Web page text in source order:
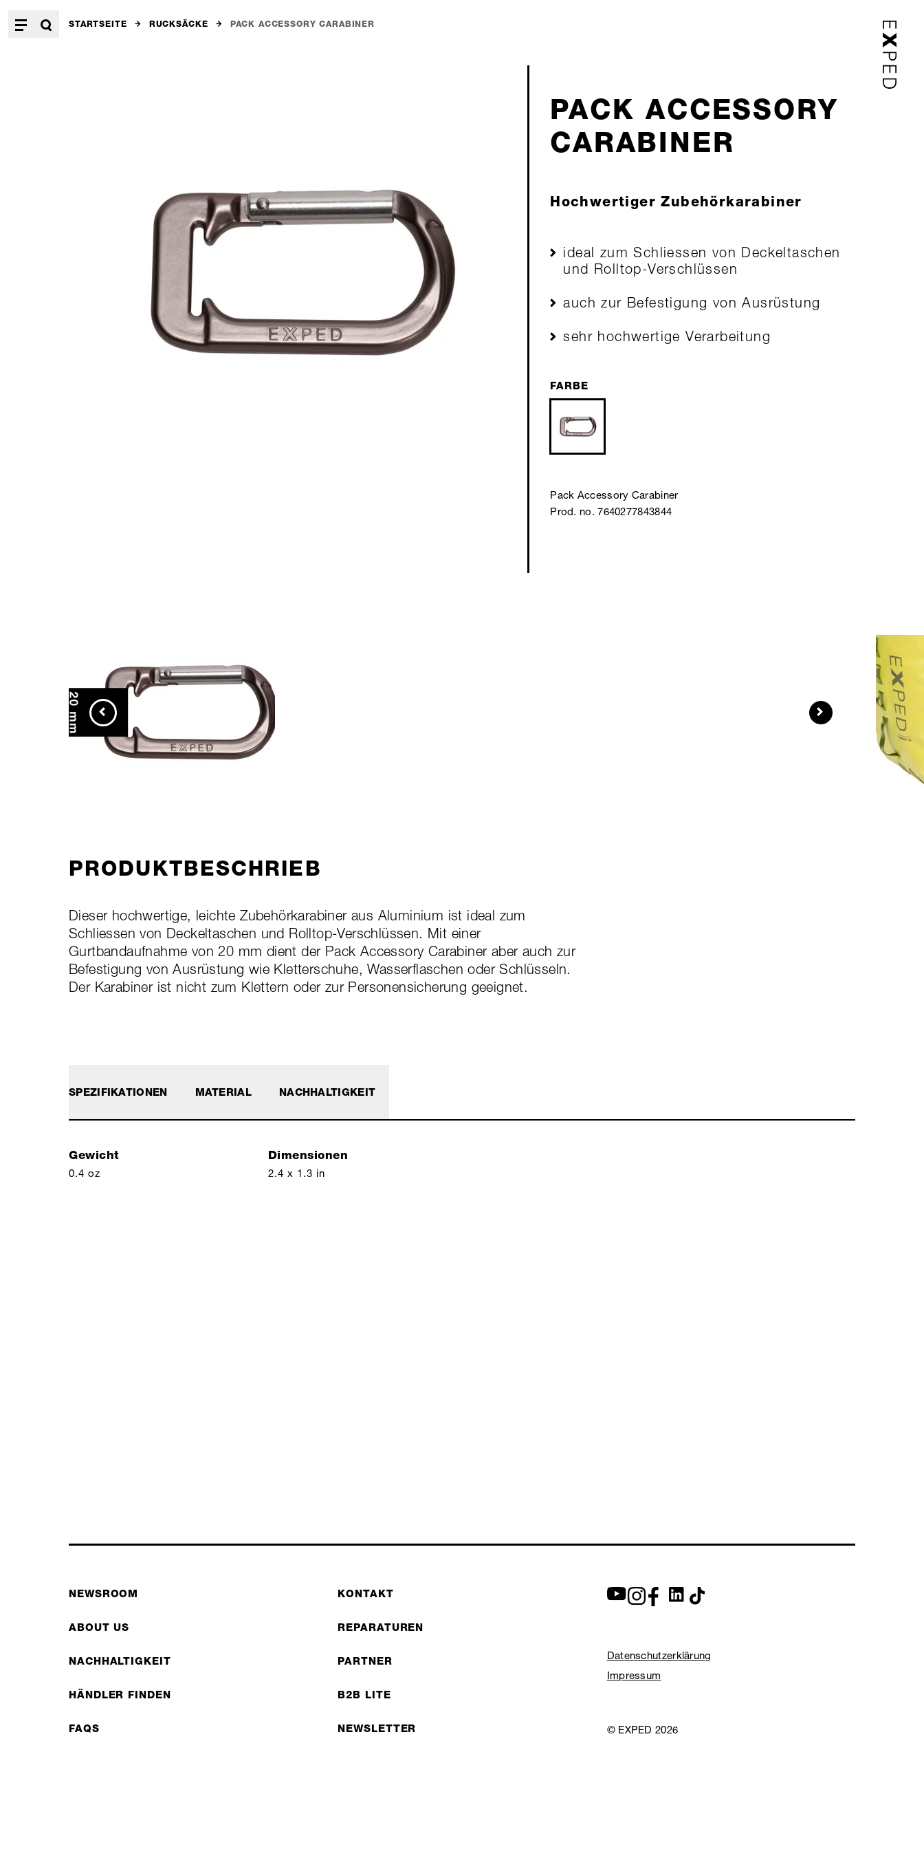
STARTSEITE RUCKSÄCKE PACK ACCESSORY CARABINER
PACK ACCESSORY
CARABINER
Hochwertiger Zubehörkarabiner
ideal zum Schliessen von Deckeltaschen
und Rolltop-Verschlüssen
auch zur Befestigung von Ausrüstung
sehr hochwertige Verarbeitung
FARBE
Pack Accessory Carabiner
Prod. no. 7640277843844
PRODUKTBESCHRIEB
Dieser hochwertige, leichte Zubehörkarabiner aus Aluminium ist ideal zum
Schliessen von Deckeltaschen und Rolltop-Verschlüssen. Mit einer
Gurtbandaufnahme von 20 mm dient der Pack Accessory Carabiner aber auch zur
Befestigung von Ausrüstung wie Kletterschuhe, Wasserflaschen oder Schlüsseln.
Der Karabiner ist nicht zum Klettern oder zur Personensicherung geeignet.
SPEZIFIKATIONEN
Gewicht
0.4 oz
Dimensionen
2.4 x 1.3 in
MATERIAL NACHHALTIGKEIT
NEWSROOM
ABOUT US
NACHHALTIGKEIT
HÄNDLER FINDEN
FAQS
KONTAKT
REPARATUREN
PARTNER
B2B LITE
NEWSLETTER
Datenschutzerklärung
Impressum
© EXPED 2026